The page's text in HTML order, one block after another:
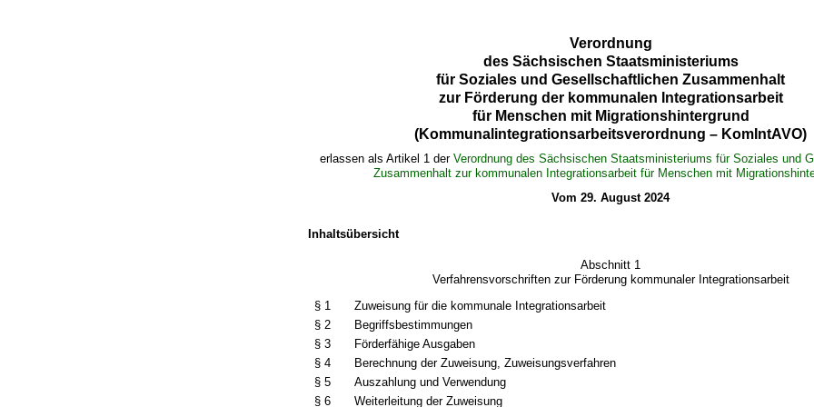
Verordnung
des Sächsischen Staatsministeriums
für Soziales und Gesellschaftlichen Zusammenhalt
zur Förderung der kommunalen Integrationsarbeit
für Menschen mit Migrationshintergrund
(Kommunalintegrationsarbeitsverordnung – KomIntAVO)
erlassen als Artikel 1 der Verordnung des Sächsischen Staatsministeriums für Soziales und
Zusammenhalt zur kommunalen Integrationsarbeit für Menschen mit
Vom 29. August 2024
Inhaltsübersicht
Abschnitt 1
Verfahrensvorschriften zur Förderung kommunaler Integrationsarbeit
§ 1
Zuweisung für die kommunale Integrationsarbeit
§ 2
Begriffsbestimmungen
§ 3
Förderfähige Ausgaben
§ 4
Berechnung der Zuweisung, Zuweisungsverfahren
§ 5
Auszahlung und Verwendung
§ 6
Weiterleitung der Zuweisung